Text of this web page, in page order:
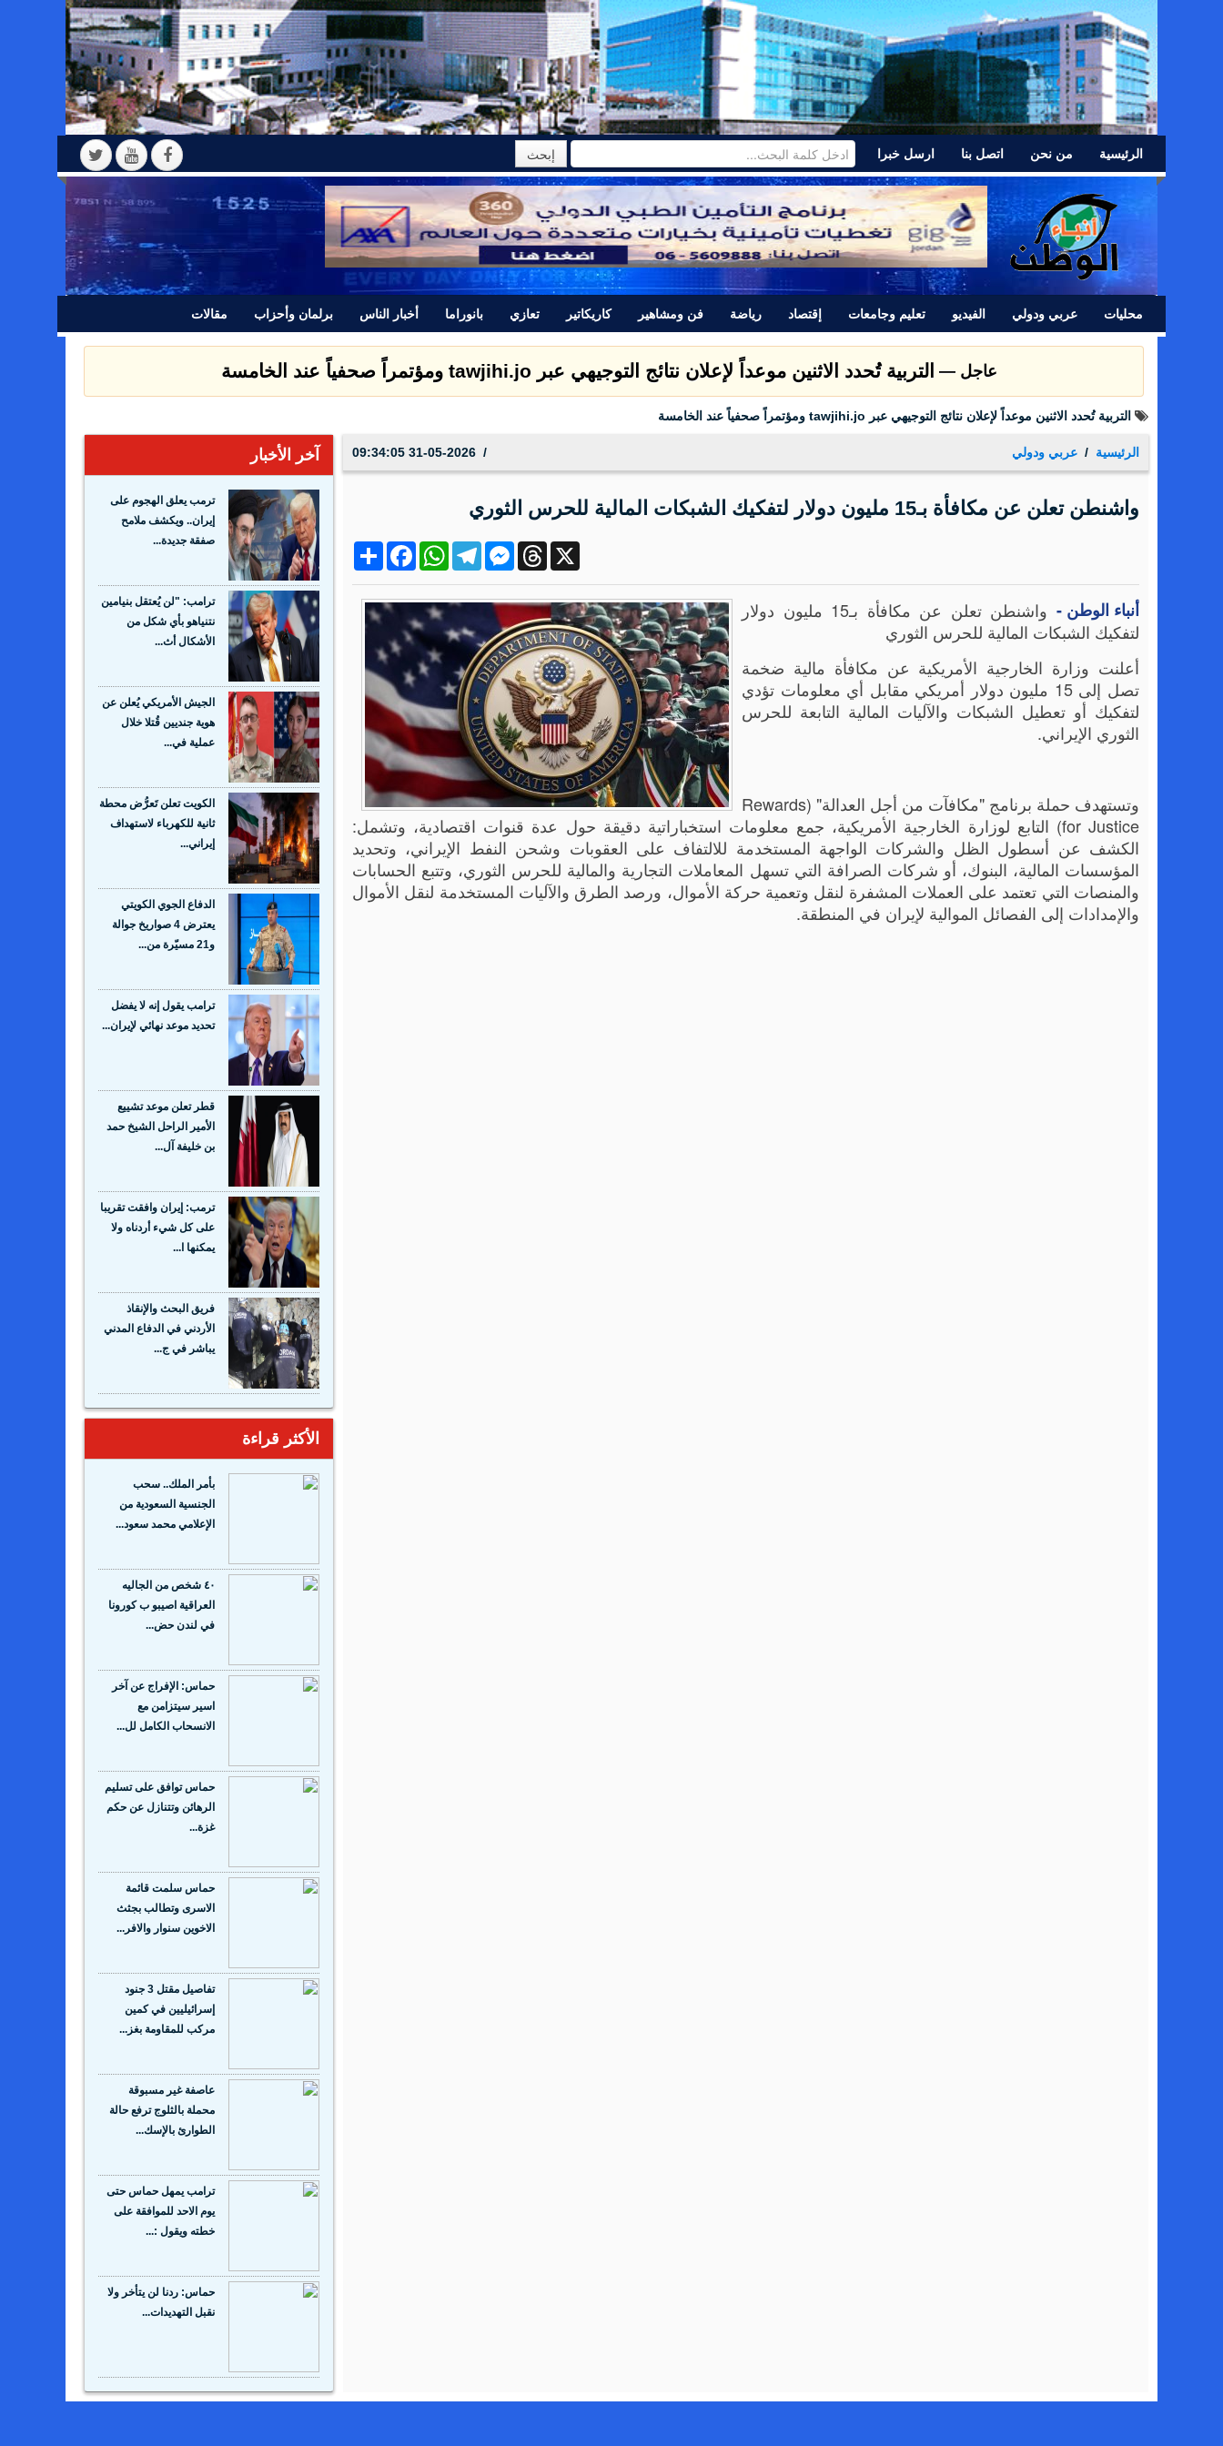
الرئيسية من نحن اتصل بنا ارسل خبرا
محليات عربي ودولي الفيديو تعليم وجامعات إقتصاد رياضة فن ومشاهير كاريكاتير تعازي بانوراما أخبار الناس برلمان وأحزاب مقالات
عاجل — التربية تُحدد الاثنين موعداً لإعلان نتائج التوجيهي عبر tawjihi.jo ومؤتمراً صحفياً عند الخامسة
التربية تُحدد الاثنين موعداً لإعلان نتائج التوجيهي عبر tawjihi.jo ومؤتمراً صحفياً عند الخامسة
الرئيسية عربي ودولي 31-05-2026 09:34:05
واشنطن تعلن عن مكافأة بـ15 مليون دولار لتفكيك الشبكات المالية للحرس الثوري
ShareFacebookWhatsAppTelegramMessengerThreads X
أنباء الوطن -
واشنطن تعلن عن مكافأة بـ15 مليون دولار
لتفكيك الشبكات المالية للحرس الثوري
أعلنت وزارة الخارجية الأمريكية عن مكافأة مالية ضخمة
تصل إلى 15 مليون دولار أمريكي مقابل أي معلومات تؤدي
لتفكيك أو تعطيل الشبكات والآليات المالية التابعة للحرس
الثوري الإيراني.
وتستهدف حملة برنامج "مكافآت من أجل العدالة" (Rewards
for Justice) التابع لوزارة الخارجية الأمريكية، جمع معلومات استخباراتية دقيقة حول عدة قنوات اقتصادية، وتشمل:
الكشف عن أسطول الظل والشركات الواجهة المستخدمة للالتفاف على العقوبات وشحن النفط الإيراني، وتحديد
المؤسسات المالية، البنوك، أو شركات الصرافة التي تسهل المعاملات التجارية والمالية للحرس الثوري، وتتبع الحسابات
والمنصات التي تعتمد على العملات المشفرة لنقل وتعمية حركة الأموال، ورصد الطرق والآليات المستخدمة لنقل الأموال
والإمدادات إلى الفصائل الموالية لإيران في المنطقة.
آخر الأخبار
ترمب يعلق الهجوم على
إيران.. ويكشف ملامح
صفقة جديدة...
ترامب: "لن يُعتقل بنيامين
نتنياهو بأي شكل من
الأشكال أث...
الجيش الأمريكي يُعلن عن
هوية جنديين قُتلا خلال
عملية في...
الكويت تعلن تَعرُّض محطة
ثانية للكهرباء لاستهداف
إيراني...
الدفاع الجوي الكويتي
يعترض 4 صواريخ جوالة
و21 مسيّرة من...
ترامب يقول إنه لا يفضل
تحديد موعد نهائي لإيران...
قطر تعلن موعد تشييع
الأمير الراحل الشيخ حمد
بن خليفة آل...
ترمب: إيران وافقت تقريبا
على كل شيء أردناه ولا
يمكنها ا...
فريق البحث والإنقاذ
الأردني في الدفاع المدني
يباشر في ج...
الأكثر قراءة
بأمر الملك.. سحب
الجنسية السعودية من
الإعلامي محمد سعود...
٤٠ شخص من الجاليه
العراقية اصيبو ب كورونا
في لندن حض...
حماس: الإفراج عن آخر
اسير سيتزامن مع
الانسحاب الكامل لل...
حماس توافق على تسليم
الرهائن وتتنازل عن حكم
غزة...
حماس سلمت قائمة
الاسرى وتطالب بجثث
الاخوين سنوار والافر...
تفاصيل مقتل 3 جنود
إسرائيليين في كمين
مركب للمقاومة بغز...
عاصفة غير مسبوقة
محملة بالثلوج ترفع حالة
الطوارئ بالإسك...
ترامب يمهل حماس حتى
يوم الاحد للموافقة على
خطته ويقول :...
حماس: ردنا لن يتأخر ولا
نقبل التهديدات...